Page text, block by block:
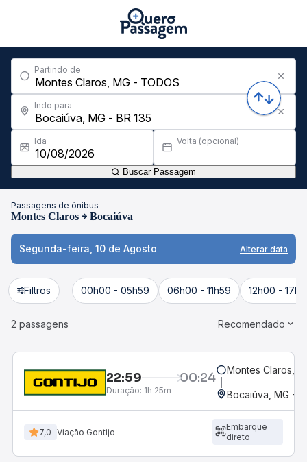
Partindo de
Indo para
Ida Volta (opcional)
Buscar Passagem
Passagens de ônibus
Montes Claros Bocaiúva
Segunda-feira, 10 de Agosto Alterar data
Filtros 00h00 - 05h59 06h00 - 11h59 12h00 -
2 passagens Recomendado
22:59 00:24
Duração: 1h 25m
Montes Claros,
Bocaiúva, MG -
7,0 Viação Gontijo
Embarque
direto